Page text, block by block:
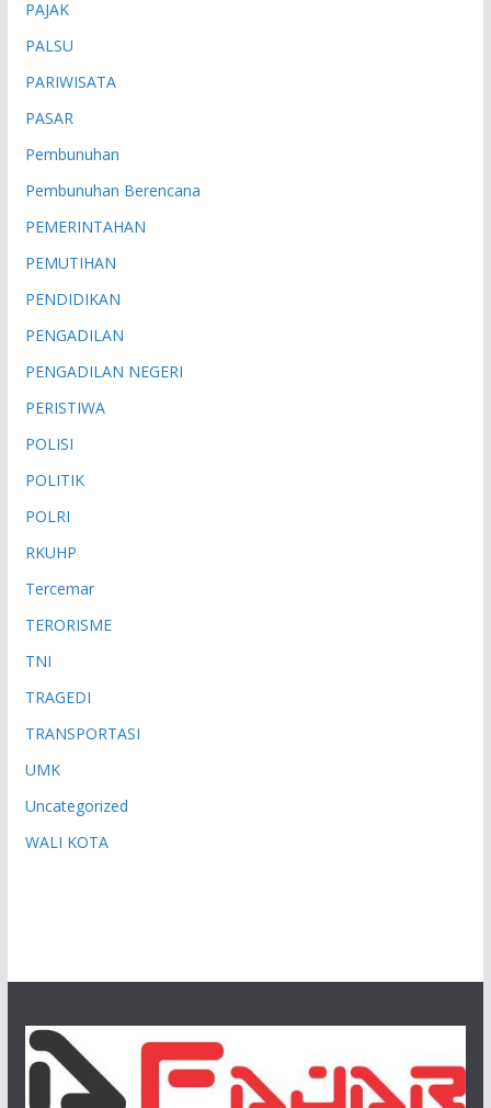
PAJAK
PALSU
PARIWISATA
PASAR
Pembunuhan
Pembunuhan Berencana
PEMERINTAHAN
PEMUTIHAN
PENDIDIKAN
PENGADILAN
PENGADILAN NEGERI
PERISTIWA
POLISI
POLITIK
POLRI
RKUHP
Tercemar
TERORISME
TNI
TRAGEDI
TRANSPORTASI
UMK
Uncategorized
WALI KOTA